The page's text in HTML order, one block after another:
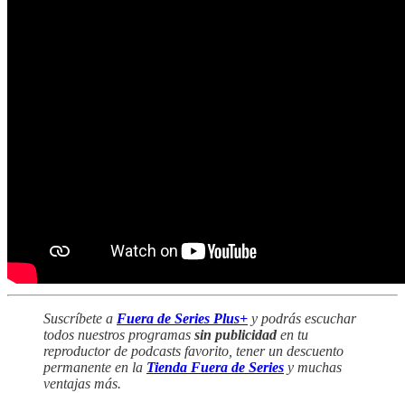
Suscríbete a Fuera de Series Plus+ y podrás escuchar
todos nuestros programas sin publicidad en tu
reproductor de podcasts favorito, tener un descuento
permanente en la Tienda Fuera de Series y muchas
ventajas más.